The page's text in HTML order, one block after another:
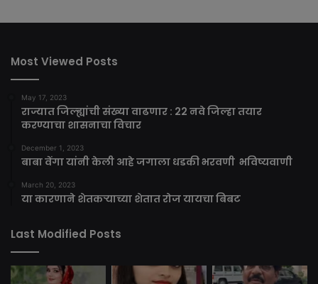
Most Viewed Posts
May 17, 2023
राज्यात जिल्ह्यांची संख्या वाढणार : 22 नवे जिल्हा तयार
करण्याचा शासनाचा विचार
December 1, 2023
बाबा वेंगा यांनी केली आहे जगाला धडकी भरवणी भविष्यवाणी
March 20, 2023
या कारणाने शेतकऱ्याच्या शेतात रोज यायचा बिबट
Last Modified Posts